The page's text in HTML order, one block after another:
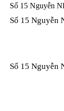
Số 15 Nguyễn
Số 15 Nguyễn
Số 15 Nguyễn